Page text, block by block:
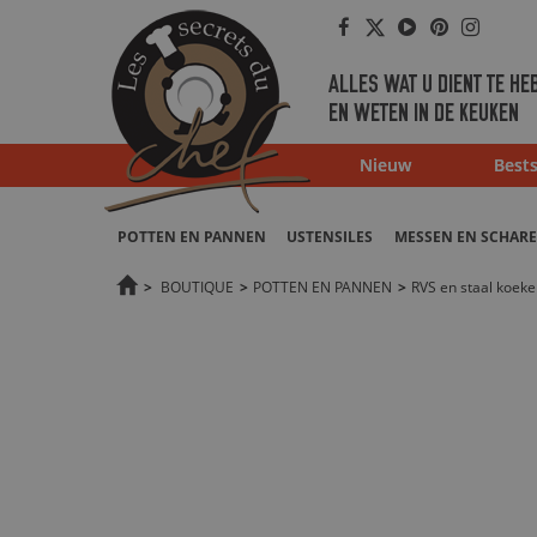
Facebook
Twitter
Youtube
Pinterest
ALLES WAT U DIENT TE
EN WETEN IN DE KEUKEN
Nieuw
POTTEN EN PANNEN USTENSILES MESSEN EN
> BOUTIQUE > POTTEN EN PANNEN > RVS en staal